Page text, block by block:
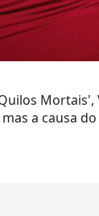
a causa